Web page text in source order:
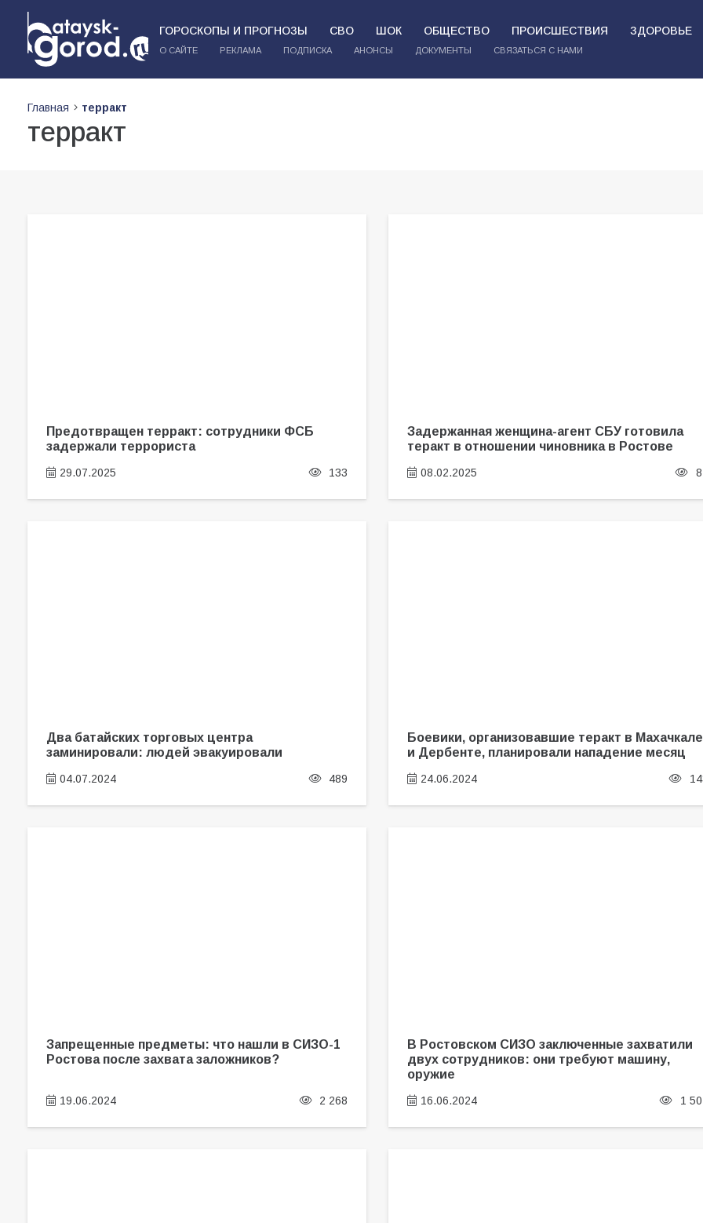
ГОРОСКОПЫ И ПРОГНОЗЫ СВО ШОК ОБЩЕСТВО ПРОИСШЕСТВИЯ ЗДОРОВЬЕ
О САЙТЕ РЕКЛАМА ПОДПИСКА АНОНСЫ ДОКУМЕНТЫ СВЯЗАТЬСЯ С НАМИ
Главная терракт
терракт
Предотвращен терракт: сотрудники ФСБ
задержали террориста
29.07.2025 133
Задержанная женщина-агент СБУ готовила
теракт в отношении чиновника в Ростове
08.02.2025
Два батайских торговых центра
заминировали: людей эвакуировали
04.07.2024 489
Боевики, организовавшие теракт в Махачкале
и Дербенте, планировали нападение месяц
24.06.2024
Запрещенные предметы: что нашли в СИЗО-1
Ростова после захвата заложников?
19.06.2024 2 268
В Ростовском СИЗО заключенные захватили
двух сотрудников: они требуют машину,
оружие
16.06.2024 1